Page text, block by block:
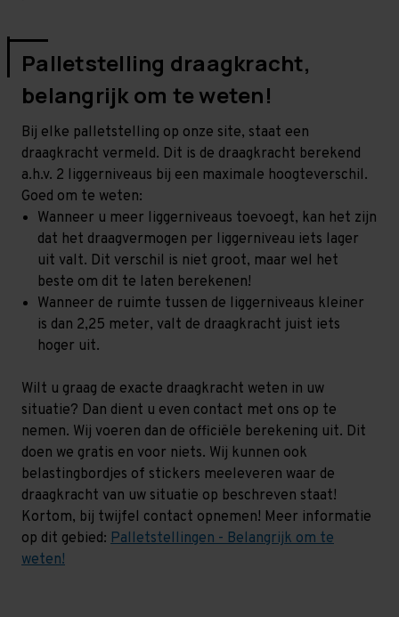
Palletstelling draagkracht,
belangrijk om te weten!
Bij elke palletstelling op onze site, staat een
draagkracht vermeld. Dit is de draagkracht berekend
a.h.v. 2 liggerniveaus bij een maximale hoogteverschil.
Goed om te weten:
Wanneer u meer liggerniveaus toevoegt, kan het zijn
dat het draagvermogen per liggerniveau iets lager
uit valt. Dit verschil is niet groot, maar wel het
beste om dit te laten berekenen!
Wanneer de ruimte tussen de liggerniveaus kleiner
is dan 2,25 meter, valt de draagkracht juist iets
hoger uit.
Wilt u graag de exacte draagkracht weten in uw
situatie? Dan dient u even contact met ons op te
nemen. Wij voeren dan de officiële berekening uit. Dit
doen we gratis en voor niets. Wij kunnen ook
belastingbordjes of stickers meeleveren waar de
draagkracht van uw situatie op beschreven staat!
Kortom, bij twijfel contact opnemen! Meer informatie
op dit gebied: Palletstellingen - Belangrijk om te
weten!